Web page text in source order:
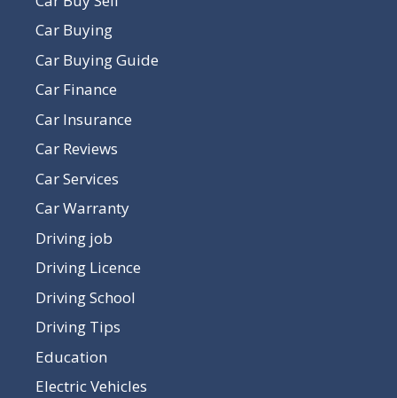
Car Buying
Car Buying Guide
Car Finance
Car Insurance
Car Reviews
Car Services
Car Warranty
Driving job
Driving Licence
Driving School
Driving Tips
Education
Electric Vehicles